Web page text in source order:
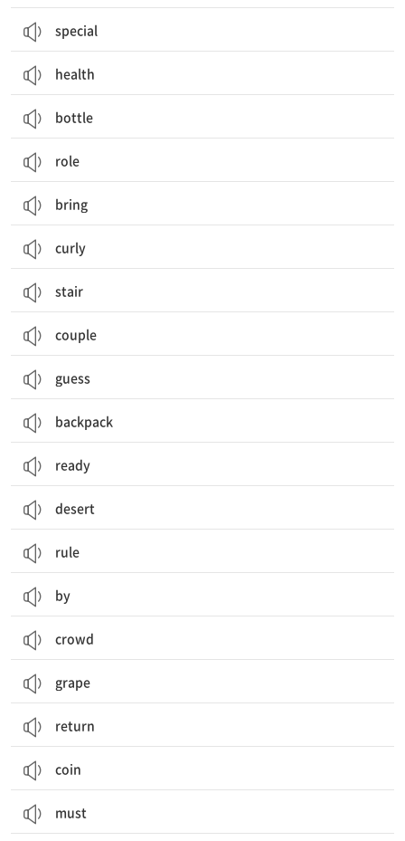
special
health
bottle
role
bring
curly
stair
couple
guess
backpack
ready
desert
rule
by
crowd
grape
return
coin
must